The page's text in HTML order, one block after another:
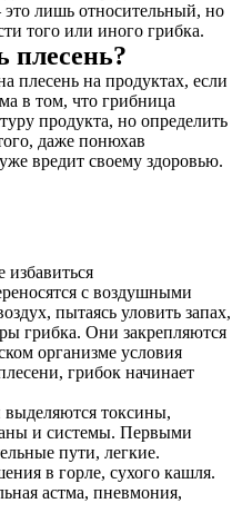
это лишь относительный, но
того или иного грибка.
плесень?
плесень на продуктах, если
в том, что грибница
продукта, но определить
даже понюхав
вредит своему здоровью.
избавиться
с воздушными
пытаясь уловить запах,
грибка. Они закрепляются
организме условия
грибок начинает
выделяются токсины,
и системы. Первыми
пути, легкие.
в горле, сухого кашля.
астма, пневмония,